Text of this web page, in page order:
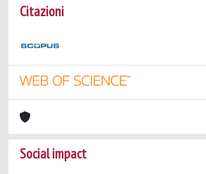
Citazioni
Social impact